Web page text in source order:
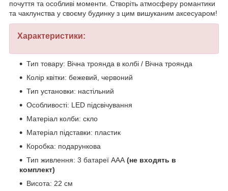
почуття та особливі моменти. Створіть атмосферу романтики
та чаклунства у своєму будинку з цим вишуканим аксесуаром!
Характеристики:
Тип товару: Вічна троянда в колбі / Вічна троянда
Колір квітки: бежевий, червоний
Тип установки: настільний
Особливості: LED підсвічування
Матеріал колби: скло
Матеріал підставки: пластик
Коробка: подарункова
Тип живлення: 3 батареї ААА (не входять в
комплект)
Висота: 22 см